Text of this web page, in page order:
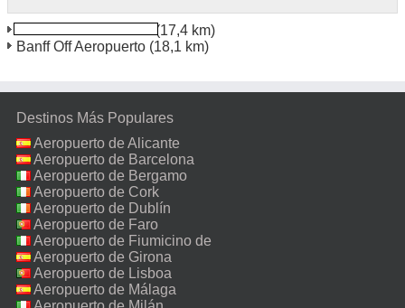
(17,4 km)
Banff Off Aeropuerto (18,1 km)
Destinos Más Populares
Aeropuerto de Alicante
Aeropuerto de Barcelona
Aeropuerto de Bergamo
Aeropuerto de Cork
Aeropuerto de Dublín
Aeropuerto de Faro
Aeropuerto de Fiumicino de
Roma
Aeropuerto de Girona
Aeropuerto de Lisboa
Aeropuerto de Málaga